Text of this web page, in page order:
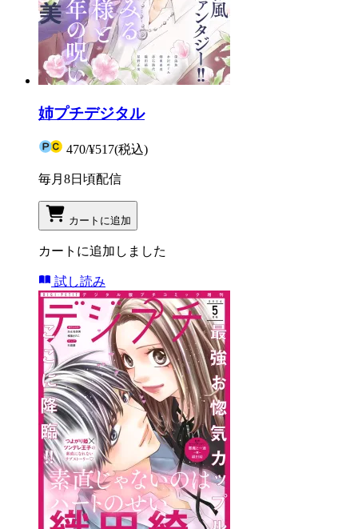
姉プチデジタル
470/¥517(税込)
毎月8日頃配信
カートに追加
カートに追加しました
試し読み